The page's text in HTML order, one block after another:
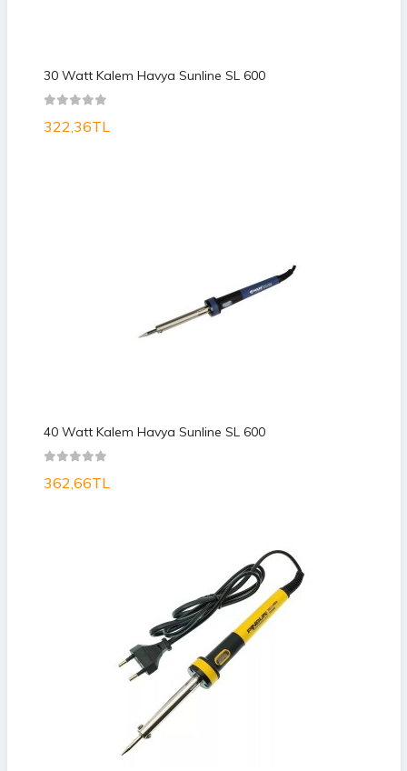
30 Watt Kalem Havya Sunline SL 600
322,36TL
40 Watt Kalem Havya Sunline SL 600
362,66TL